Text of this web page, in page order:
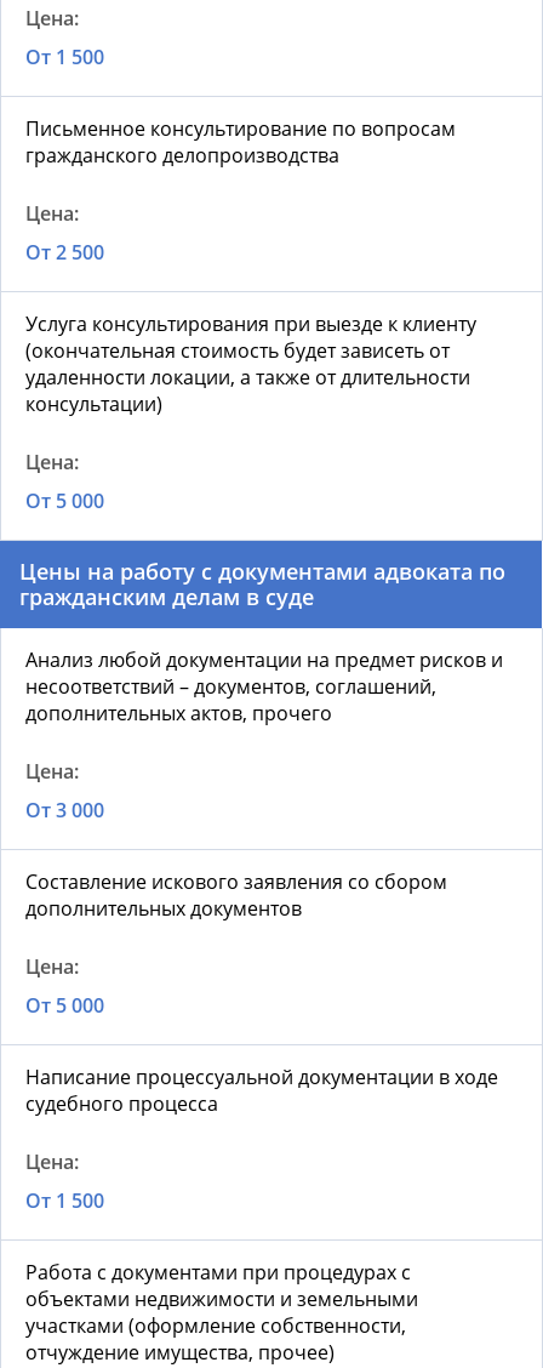
От 1 500
Письменное консультирование по вопросам
гражданского делопроизводства
От 2 500
Услуга консультирования при выезде к клиенту
(окончательная стоимость будет зависеть от
удаленности локации, а также от длительности
консультации)
От 5 000
Цены на работу с документами адвоката по
гражданским делам в суде
Анализ любой документации на предмет рисков и
несоответствий – документов, соглашений,
дополнительных актов, прочего
От 3 000
Составление искового заявления со сбором
дополнительных документов
От 5 000
Написание процессуальной документации в ходе
судебного процесса
От 1 500
Работа с документами при процедурах с
объектами недвижимости и земельными
участками (оформление собственности,
отчуждение имущества, прочее)